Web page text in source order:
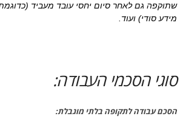
שתוקפה גם לאחר סיום יחסי עובד מעביד
מידע סודי) ועוד.
סוגי הסכמי העבודה:
הסכם עבודה לתקופה בלתי מוגבלת: